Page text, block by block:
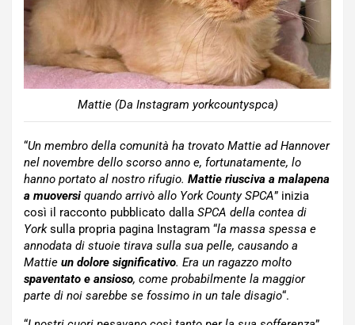
Mattie (Da Instagram yorkcountyspca)
“Un membro della comunità ha trovato Mattie ad Hannover
nel novembre dello scorso anno e, fortunatamente, lo
hanno portato al nostro rifugio. Mattie riusciva a malapena
a muoversi quando arrivò allo York County SPCA” inizia
così il racconto pubblicato dalla SPCA della contea di
Yorksulla propria pagina Instagram “la massa spessa e
annodata di stuoie tirava sulla sua pelle, causando a
Mattie un dolore significativo. Era un ragazzo molto
spaventato e ansioso, come probabilmente la maggior
parte di noi sarebbe se fossimo in un tale disagio“.